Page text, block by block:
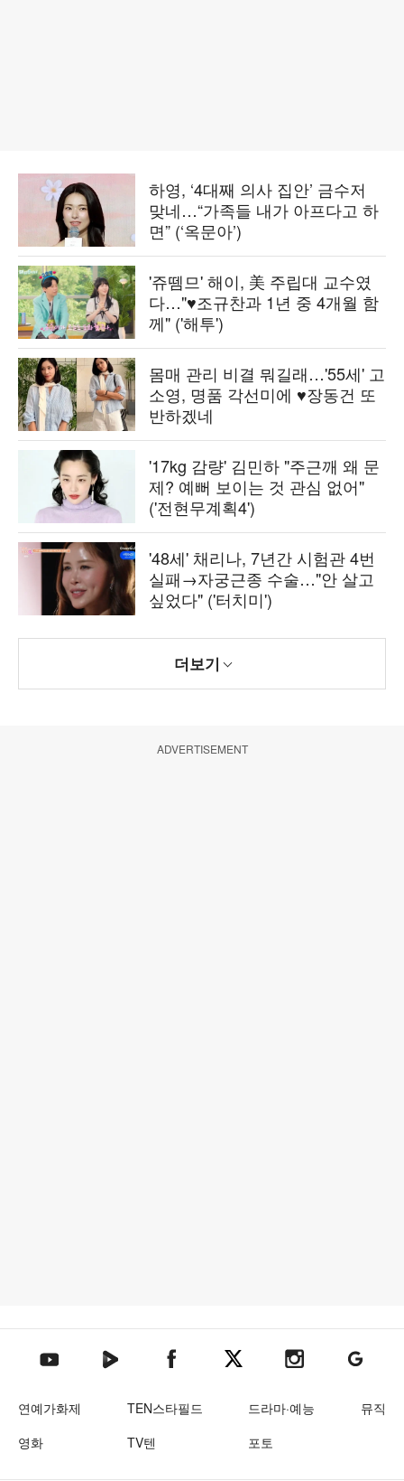
하영, ‘4대째 의사 집안’ 금수저
맞네…“가족들 내가 아프다고 하
면” (‘옥문아’)
'쥬뗌므' 해이, 美 주립대 교수였
다…"♥조규찬과 1년 중 4개월 함
께" ('해투')
몸매 관리 비결 뭐길래…'55세' 고
소영, 명품 각선미에 ♥장동건 또
반하겠네
'17kg 감량' 김민하 "주근깨 왜 문
제? 예뻐 보이는 것 관심 없어"
('전현무계획4')
'48세' 채리나, 7년간 시험관 4번
실패→자궁근종 수술…"안 살고
싶었다" ('터치미')
더보기
ADVERTISEMENT
텐아시아 유튜브텐아시아 네이버TV텐아시아 페이스북텐아시아 엑스텐아시아 인스타그램
텐아시아
연예가화제 TEN스타필드 드라마·예능
뮤직
영화
TV텐 포토